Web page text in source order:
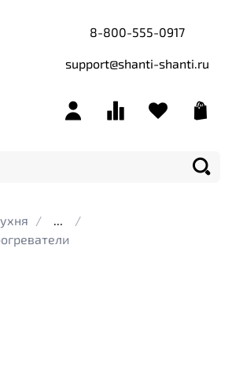
8-800-555-0917
support@shanti-shanti.ru